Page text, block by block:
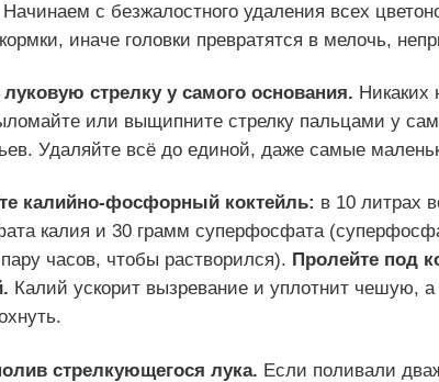
с безжалостного удаления всех
иначе головки превратятся в мелочь,
стрелку у самого основания. Никаких
или выщипните стрелку пальцами у
Удаляйте всё до единой, даже самые
калийно-фосфорный коктейль: в 10 литрах
калия и 30 грамм суперфосфата
часов, чтобы растворился). Пролейте под
Калий ускорит вызревание и уплотнит чешую,
стрелкующегося лука. Если поливали